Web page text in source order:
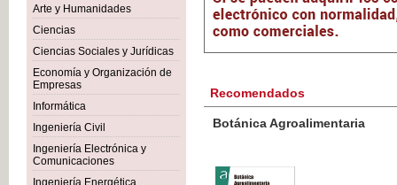
Arte y Humanidades
Ciencias
Ciencias Sociales y Jurídicas
Economía y Organización de
Empresas
Informática
Ingeniería Civil
Ingeniería Electrónica y
Comunicaciones
Ingeniería Energética,
Recomendados
Botánica Agroalimentaria